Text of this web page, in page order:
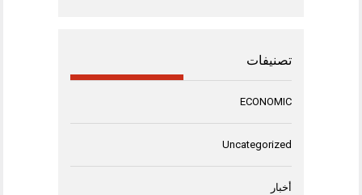
تصنيفات
ECONOMIC
Uncategorized
أخبار